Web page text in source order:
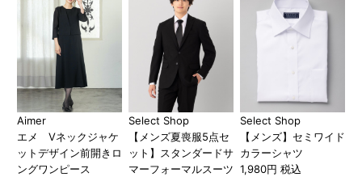
Aimer
エメ Vネックジャケ
ットデザイン前開きロ
ングワンピース
Select Shop
【メンズ夏喪服5点セ
ット】スタンダードサ
マーフォーマルスーツ
Select Shop
【メンズ】セミワイド
カラーシャツ
1,980円 税込